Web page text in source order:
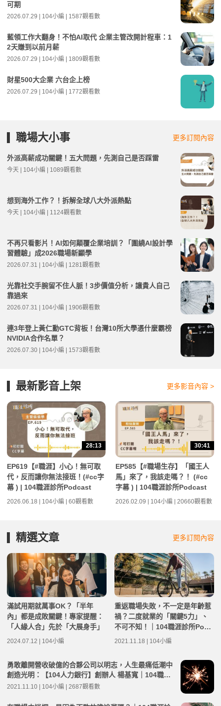
可期
2026.07.29 | 104小編 | 1587觀看數
藍領工作大翻身！不怕AI取代 企業主管改開計程車：1
2天賺到以前月薪
2026.07.29 | 104小編 | 1809觀看數
財星500大企業 六台企上榜
2026.07.29 | 104小編 | 1772觀看數
職場大小事 更多訂閱內容
外派高薪成功關鍵！五大問題，先測自己是否踩雷
今天 | 104小編 | 1089觀看數
想到海外工作？！拆解全球八大外派熱點
今天 | 104小編 | 1124觀看數
不再只看影片！AI如何顛覆企業培訓？「圍繞AI設計學
習體驗」成2026職場新顯學
2026.07.31 | 104小編 | 1281觀看數
光靠社交手腕留不住人脈！3步價值分析，讓貴人自己
靠過來
2026.07.31 | 104小編 | 1906觀看數
連3年登上黃仁勳GTC背板！台灣10所大學憑什麼霸榜
NVIDIA合作名單？
2026.07.30 | 104小編 | 1573觀看數
最新影音上架 更多影音內容 >
28:13
EP619【#職涯】小心！無可取
代，反而讓你無法接班！(#cc字
幕 ) | 104職涯診所Podcast
2026.06.18 | 104小編 | 60觀看數
30:41
EP585【#職場生存】「國王人
馬」來了，我該走嗎？！ (#cc
字幕 ) | 104職涯診所Podcast
2026.02.09 | 104小編 | 20660觀看數
精選文章 更多訂閱內容
滿試用期就萬事OK？「半年
內」都是成敗關鍵！專家提醒：
「人緣人合」先於「大展身手」
2024.07.12 | 104小編
重返職場失敗，不一定是年齡惹
禍？二度就業的「關鍵5力」、
不可不知！｜104職涯診所Podc
ast EP75
2021.11.18 | 104小編
勇敢離開營收破億的合夥公司以明志，人生最痛低潮中
創造光明：【104人力銀行】創辦人 楊基寬｜104職涯
診所Podcast EP72
2021.11.10 | 104小編 | 2687觀看數